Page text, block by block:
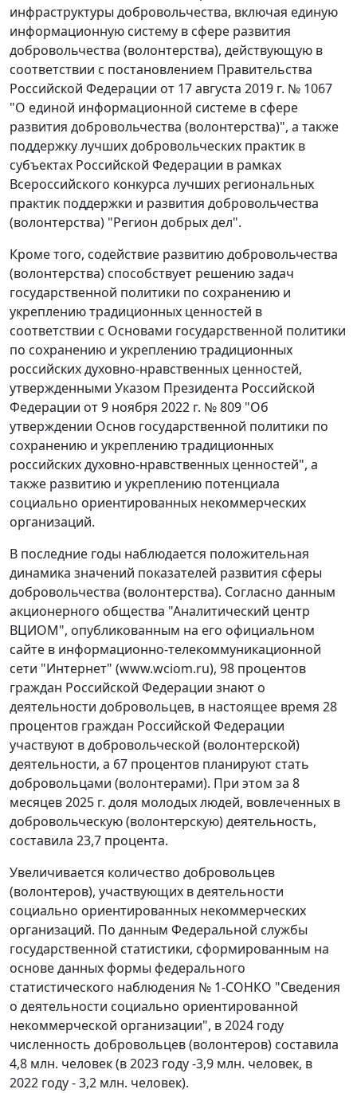
инфраструктуры добровольчества, включая единую
информационную систему в сфере развития
добровольчества (волонтерства), действующую в
соответствии с постановлением Правительства
Российской Федерации от 17 августа 2019 г. № 1067
"О единой информационной системе в сфере
развития добровольчества (волонтерства)", а также
поддержку лучших добровольческих практик в
субъектах Российской Федерации в рамках
Всероссийского конкурса лучших региональных
практик поддержки и развития добровольчества
(волонтерства) "Регион добрых дел".
Кроме того, содействие развитию добровольчества
(волонтерства) способствует решению задач
государственной политики по сохранению и
укреплению традиционных ценностей в
соответствии с Основами государственной политики
по сохранению и укреплению традиционных
российских духовно-нравственных ценностей,
утвержденными Указом Президента Российской
Федерации от 9 ноября 2022 г. № 809 "Об
утверждении Основ государственной политики по
сохранению и укреплению традиционных
российских духовно-нравственных ценностей", а
также развитию и укреплению потенциала
социально ориентированных некоммерческих
организаций.
В последние годы наблюдается положительная
динамика значений показателей развития сферы
добровольчества (волонтерства). Согласно данным
акционерного общества "Аналитический центр
ВЦИОМ", опубликованным на его официальном
сайте в информационно-телекоммуникационной
сети "Интернет" (www.wciom.ru), 98 процентов
граждан Российской Федерации знают о
деятельности добровольцев, в настоящее время 28
процентов граждан Российской Федерации
участвуют в добровольческой (волонтерской)
деятельности, а 67 процентов планируют стать
добровольцами (волонтерами). При этом за 8
месяцев 2025 г. доля молодых людей, вовлеченных в
добровольческую (волонтерскую) деятельность,
составила 23,7 процента.
Увеличивается количество добровольцев
(волонтеров), участвующих в деятельности
социально ориентированных некоммерческих
организаций. По данным Федеральной службы
государственной статистики, сформированным на
основе данных формы федерального
статистического наблюдения № 1-СОНКО "Сведения
о деятельности социально ориентированной
некоммерческой организации", в 2024 году
численность добровольцев (волонтеров) составила
4,8 млн. человек (в 2023 году -3,9 млн. человек, в
2022 году - 3,2 млн. человек).